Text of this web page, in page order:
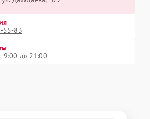
55-83
9:00 до 21:00